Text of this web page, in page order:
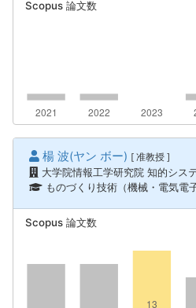
Scopus 論文数
楊 波(ヤン ボー) [ 准教授 ]
大学院情報工学研究院 知的シス
ものづくり技術（機械・電気電子・化学工学） / 制御、システム工学、情報通信 / ヒューマンイ
Scopus 論文数